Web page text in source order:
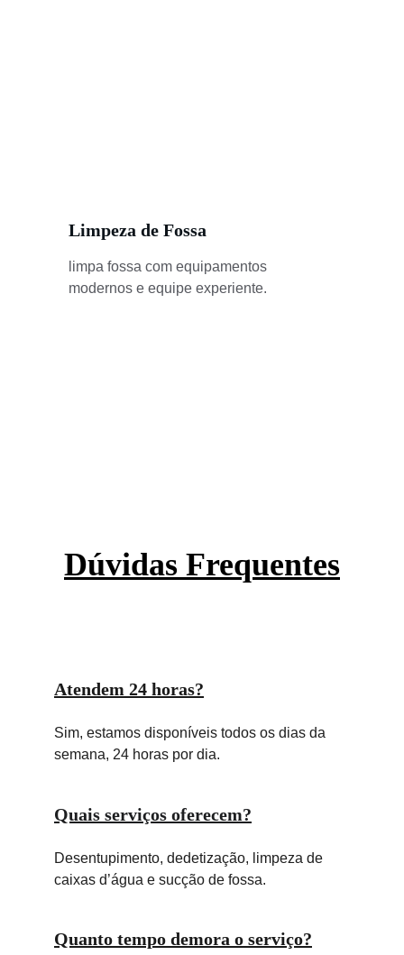
limpa fossa com equipamentos
modernos e equipe experiente.
Limpeza de Fossa
Dúvidas Frequentes
Atendem 24 horas?
Sim, estamos disponíveis todos os dias da
semana, 24 horas por dia.
Quais serviços oferecem?
Desentupimento, dedetização, limpeza de
caixas d’água e sucção de fossa.
Quanto tempo demora o serviço?